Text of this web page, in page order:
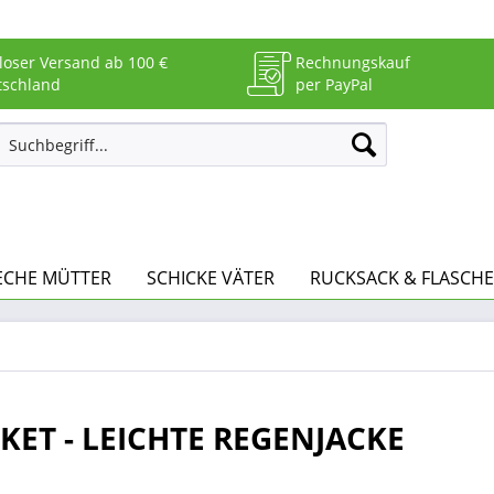
Versand ab 100 €
Rechnungskauf
per PayPal
MÜTTER SCHICKE VÄTER RUCKSACK & FLASCHE
- LEICHTE REGENJACKE